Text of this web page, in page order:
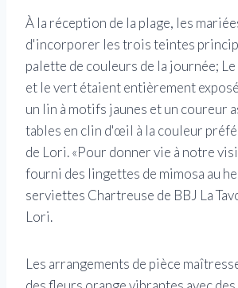
À la réception de la plage, les
d'incorporer les trois teintes
palette de couleurs de la journée;
et le vert étaient entièrement
un lin à motifs jaunes et un coureur
tables en clin d'œil à la couleur
de Lori. «Pour donner vie à notre
fourni des lingettes de mimosa au
serviettes Chartreuse de BBJ La
Lori.
Les arrangements de pièce